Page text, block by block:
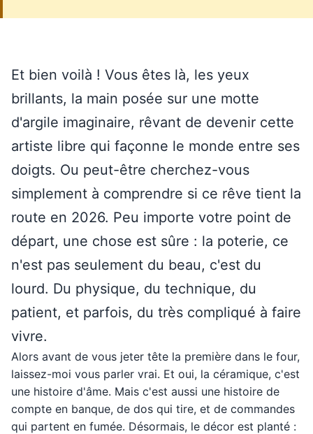
Et bien voilà ! Vous êtes là, les yeux
brillants, la main posée sur une motte
d'argile imaginaire, rêvant de devenir cette
artiste libre qui façonne le monde entre ses
doigts. Ou peut-être cherchez-vous
simplement à comprendre si ce rêve tient la
route en 2026. Peu importe votre point de
départ, une chose est sûre : la poterie, ce
n'est pas seulement du beau, c'est du
lourd. Du physique, du technique, du
patient, et parfois, du très compliqué à faire
vivre.
Alors avant de vous jeter tête la première dans le four,
laissez-moi vous parler vrai. Et oui, la céramique, c'est
une histoire d'âme. Mais c'est aussi une histoire de
compte en banque, de dos qui tire, et de commandes
qui partent en fumée. Désormais, le décor est planté :